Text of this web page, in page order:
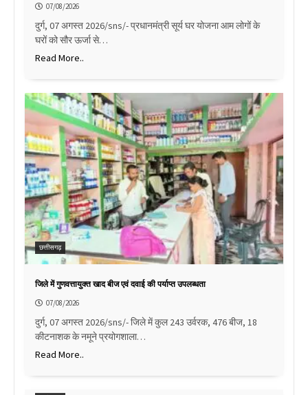
07/08/2026
दुर्ग, 07 अगस्त 2026/sns/- प्रधानमंत्री सूर्य घर योजना आम लोगों के
घरों को सौर ऊर्जा से…
Read More..
छत्तीसगढ़
जिले में गुणवत्तायुक्त खाद बीज एवं दवाई की पर्याप्त उपलब्धता
07/08/2026
दुर्ग, 07 अगस्त 2026/sns/- जिले में कुल 243 उर्वरक, 476 बीज, 18
कीटनाशक के नमूने प्रयोगशाला…
Read More..